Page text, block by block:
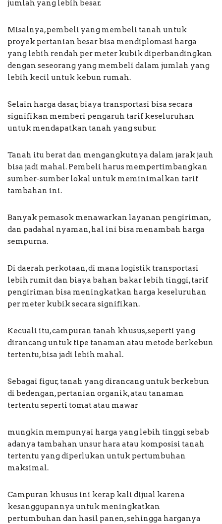
jumlah yang lebih besar.
Misalnya, pembeli yang membeli tanah untuk
proyek pertanian besar bisa mendiplomasi harga
yang lebih rendah per meter kubik diperbandingkan
dengan seseorang yang membeli dalam jumlah yang
lebih kecil untuk kebun rumah.
Selain harga dasar, biaya transportasi bisa secara
signifikan memberi pengaruh tarif keseluruhan
untuk mendapatkan tanah yang subur.
Tanah itu berat dan mengangkutnya dalam jarak jauh
bisa jadi mahal. Pembeli harus mempertimbangkan
sumber-sumber lokal untuk meminimalkan tarif
tambahan ini.
Banyak pemasok menawarkan layanan pengiriman,
dan padahal nyaman, hal ini bisa menambah harga
sempurna.
Di daerah perkotaan, di mana logistik transportasi
lebih rumit dan biaya bahan bakar lebih tinggi, tarif
pengiriman bisa meningkatkan harga keseluruhan
per meter kubik secara signifikan.
Kecuali itu, campuran tanah khusus, seperti yang
dirancang untuk tipe tanaman atau metode berkebun
tertentu, bisa jadi lebih mahal.
Sebagai figur, tanah yang dirancang untuk berkebun
di bedengan, pertanian organik, atau tanaman
tertentu seperti tomat atau mawar
mungkin mempunyai harga yang lebih tinggi sebab
adanya tambahan unsur hara atau komposisi tanah
tertentu yang diperlukan untuk pertumbuhan
maksimal.
Campuran khusus ini kerap kali dijual karena
kesanggupannya untuk meningkatkan
pertumbuhan dan hasil panen, sehingga harganya